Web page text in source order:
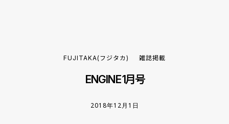
FUJITAKA(フジタカ) 雑誌掲載
ENGINE 1月号
2018年12月1日